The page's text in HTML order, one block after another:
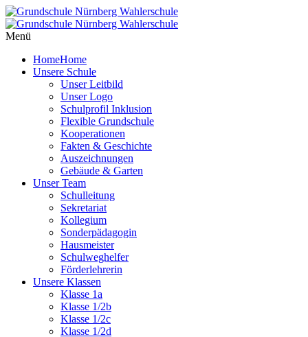
Menü
HomeHome
Unsere Schule
Unser Leitbild
Unser Logo
Schulprofil Inklusion
Flexible Grundschule
Kooperationen
Fakten & Geschichte
Auszeichnungen
Gebäude & Garten
Unser Team
Schulleitung
Sekretariat
Kollegium
Sonderpädagogin
Hausmeister
Schulweghelfer
Förderlehrerin
Unsere Klassen
Klasse 1a
Klasse 1/2b
Klasse 1/2c
Klasse 1/2d